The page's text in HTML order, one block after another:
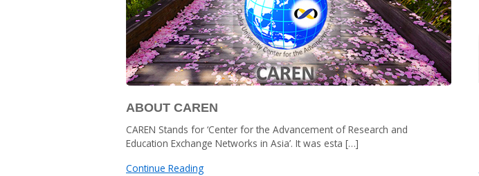
ABOUT CAREN
CAREN Stands for ‘Center for the Advancement of Research and
Education Exchange Networks in Asia’. It was esta […]
Continue Reading